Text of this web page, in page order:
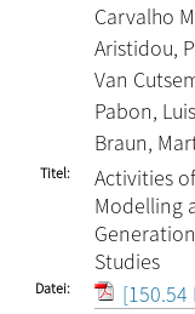
Carvalho
Aristidou,
Van
Pabon, Luis
Braun,
Titel
Activities
Modelling
Studies
Datei [150.54